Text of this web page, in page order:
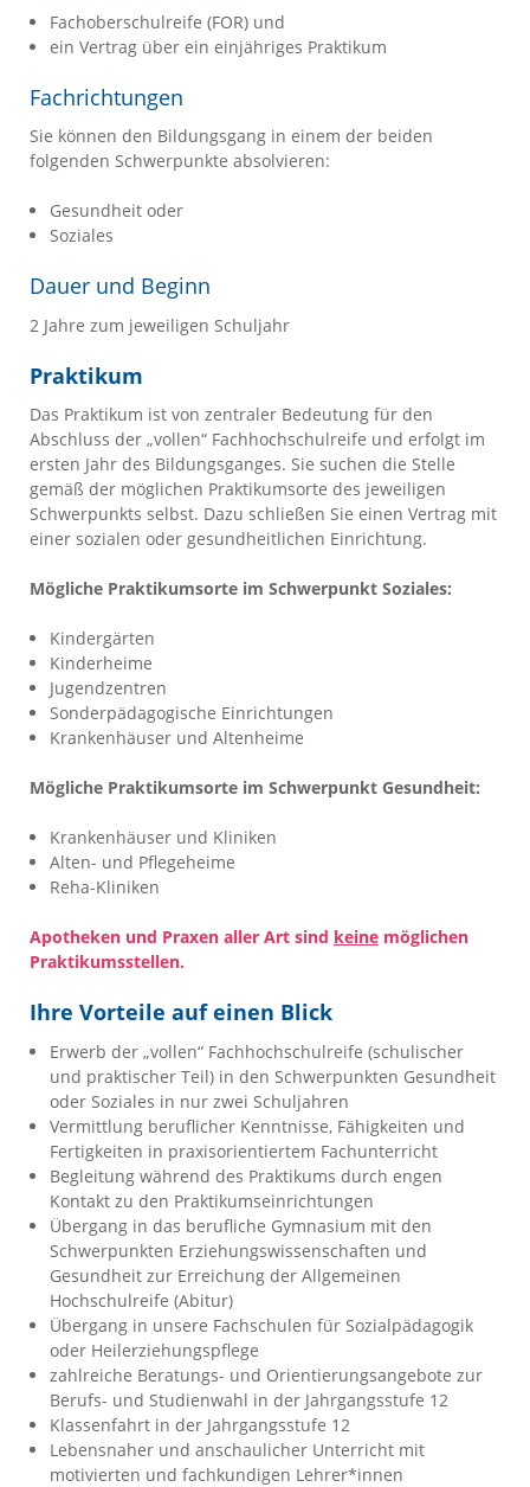
Fachoberschulreife (FOR) und
ein Vertrag über ein einjähriges Praktikum
Fachrichtungen
Sie können den Bildungsgang in einem der beiden
folgenden Schwerpunkte absolvieren:
Gesundheit oder
Soziales
Dauer und Beginn
2 Jahre zum jeweiligen Schuljahr
Praktikum
Das Praktikum ist von zentraler Bedeutung für den
Abschluss der „vollen“ Fachhochschulreife und erfolgt im
ersten Jahr des Bildungsganges. Sie suchen die Stelle
gemäß der möglichen Praktikumsorte des jeweiligen
Schwerpunkts selbst. Dazu schließen Sie einen Vertrag mit
einer sozialen oder gesundheitlichen Einrichtung.
Mögliche Praktikumsorte im Schwerpunkt Soziales:
Kindergärten
Kinderheime
Jugendzentren
Sonderpädagogische Einrichtungen
Krankenhäuser und Altenheime
Mögliche Praktikumsorte im Schwerpunkt Gesundheit:
Krankenhäuser und Kliniken
Alten- und Pflegeheime
Reha-Kliniken
Apotheken und Praxen aller Art sind keinemöglichen
Praktikumsstellen.
Ihre Vorteile auf einen Blick
Erwerb der „vollen“ Fachhochschulreife (schulischer
und praktischer Teil) in den Schwerpunkten Gesundheit
oder Soziales in nur zwei Schuljahren
Vermittlung beruflicher Kenntnisse, Fähigkeiten und
Fertigkeiten in praxisorientiertem Fachunterricht
Begleitung während des Praktikums durch engen
Kontakt zu den Praktikumseinrichtungen
Übergang in das berufliche Gymnasium mit den
Schwerpunkten Erziehungswissenschaften und
Gesundheit zur Erreichung der Allgemeinen
Hochschulreife (Abitur)
Übergang in unsere Fachschulen für Sozialpädagogik
oder Heilerziehungspflege
zahlreiche Beratungs- und Orientierungsangebote zur
Berufs- und Studienwahl in der Jahrgangsstufe 12
Klassenfahrt in der Jahrgangsstufe 12
Lebensnaher und anschaulicher Unterricht mit
motivierten und fachkundigen Lehrer*innen